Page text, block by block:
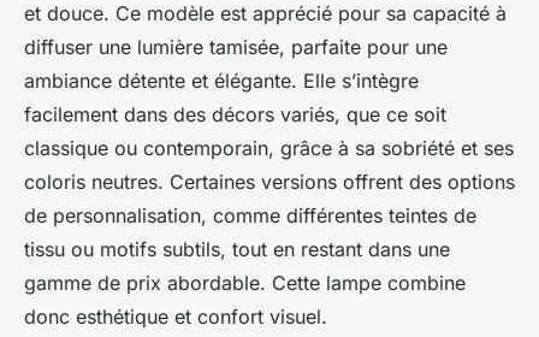
et douce. Ce modèle est apprécié pour sa capacité à
diffuser une lumière tamisée, parfaite pour une
ambiance détente et élégante. Elle s’intègre
facilement dans des décors variés, que ce soit
classique ou contemporain, grâce à sa sobriété et ses
coloris neutres. Certaines versions offrent des options
de personnalisation, comme différentes teintes de
tissu ou motifs subtils, tout en restant dans une
gamme de prix abordable. Cette lampe combine
donc esthétique et confort visuel.